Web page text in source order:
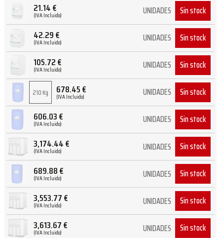
21.14€
(IVA Incluido) UNIDADES Sin stock
42.29€
(IVA Incluido) UNIDADES Sin stock
105.72€
(IVA Incluido) UNIDADES Sin stock
210 Kg 678.45€
(IVA Incluido) UNIDADES Sin stock
606.03€
(IVA Incluido) UNIDADES Sin stock
3,174.44€
(IVA Incluido) UNIDADES Sin stock
689.88€
(IVA Incluido) UNIDADES Sin stock
3,553.77€
(IVA Incluido) UNIDADES Sin stock
3,613.67€
(IVA Incluido) UNIDADES Sin stock